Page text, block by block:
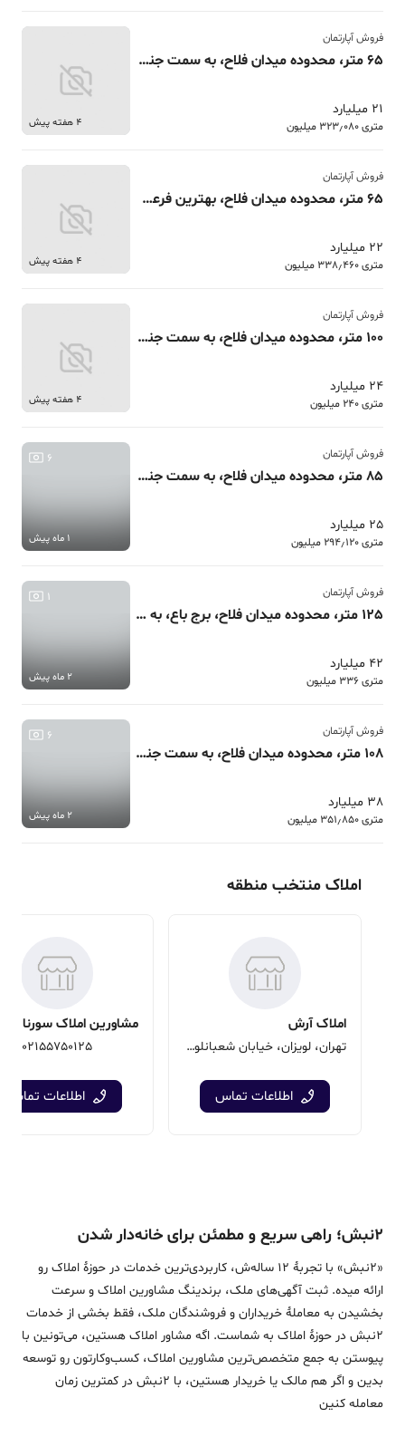
فروش آپارتمان
65 متر، محدوده میدان فلاح، به سمت جنگل شبان، 2 حیاط خلوت
21 میلیارد
متری 323٫080 میلیون 4 هفته پیش
فروش آپارتمان
65 متر، محدوده میدان فلاح، بهترین فرعی های شیان به سمت جنگل
22 میلیارد
متری 338٫460 میلیون 4 هفته پیش
فروش آپارتمان
100 متر، محدوده میدان فلاح، به سمت جنگل، تک واحدی، قدرالسهمی
24 میلیارد
متری 240 میلیون 4 هفته پیش
فروش آپارتمان
85 متر، محدوده میدان فلاح، به سمت جنگل، مناسب سرمایه گذاری
25 میلیارد
متری 294٫120 میلیون
6
1 ماه پیش
فروش آپارتمان
125 متر، محدوده میدان فلاح، برج باع، به سمت جنگل شیان
42 میلیارد
متری 336 میلیون
1
2 ماه پیش
فروش آپارتمان
108 متر، محدوده میدان فلاح، به سمت جنگل شیان
38 میلیارد
متری 351٫850 میلیون
6
2 ماه پیش
املاک منتخب منطقه
املاک آرش
تهران، لویزان، خیابان شعبانلو، خیابان رحیمی پور
اطلاعات تماس
مشاورین املاک سورنا
02155750125
اطلاعات تماس
۲نبش؛ راهی سریع و مطمئن برای خانه‌دار شدن
«2نبش» با تجربۀ 12 ساله‌ش، کاربردی‌ترین خدمات در حوزۀ املاک رو
ارائه میده. ثبت آگهی‌های ملک، برندینگ مشاورین املاک و سرعت
بخشیدن به معاملۀ خریداران و فروشندگان ملک، فقط بخشی از خدمات
2نبش در حوزۀ املاک به شماست. اگه مشاور املاک هستین، می‌تونین با
پیوستن به جمع متخصص‌ترین مشاورین املاک، کسب‌وکارتون رو توسعه
بدین و اگر هم مالک یا خریدار هستین، با 2نبش در کمترین زمان
معامله‌ کنین